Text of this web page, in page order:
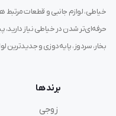
کاربردهای چرخ
ZJC2500
حرفه‌ای‌تر شدن در خیاطی نیاز دارید،
بخار، سردوز، پایه‌دوزی و جدیدترین
برند ها
زوجی